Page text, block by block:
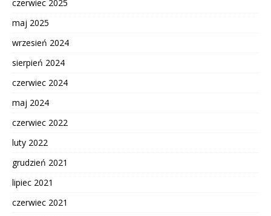
czerwiec 2025
maj 2025
wrzesień 2024
sierpień 2024
czerwiec 2024
maj 2024
czerwiec 2022
luty 2022
grudzień 2021
lipiec 2021
czerwiec 2021